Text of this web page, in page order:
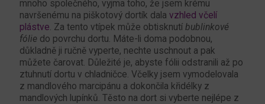
mnoho společného, vyjma toho, že jsem krému
navršenému na piškotový dortík dala vzhled včelí
plástve. Za tento vtípek může obtisknutí bublinkové
fólie do povrchu dortu. Máte-li doma podobnou,
důkladně ji ručně vyperte, nechte uschnout a pak
můžete čarovat. Důležité je, abyste fólii odstranili až po
ztuhnutí dortu v chladničce. Včelky jsem vymodelovala
z mandlového marcipánu a dokončila křidélky z
mandlových lupínků. Těsto na dort si vyberte nejlépe z